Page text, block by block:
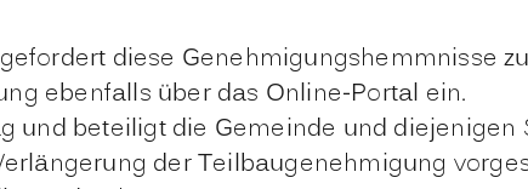
diese Genehmigungshemmnisse
ebenfalls über das Online-Portal ein.
und beteiligt die Gemeinde und
der Teilbaugenehmigung